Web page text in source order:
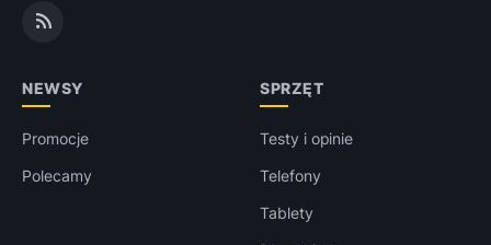
NEWSY
Promocje
Polecamy
SPRZĘT
Testy i opinie
Telefony
Tablety